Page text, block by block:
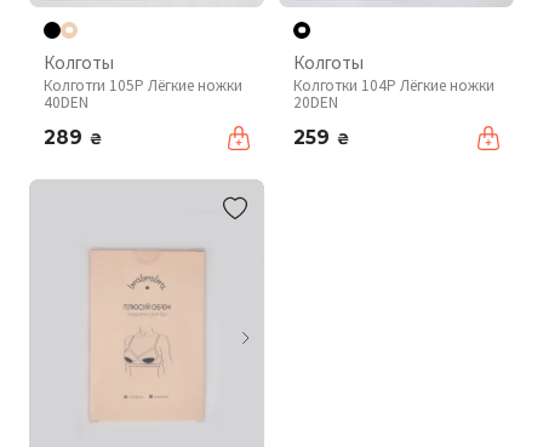
Колготы
Колготrи 105P Лёгкие ножки
40DEN
289 ₴
Колготы
Колготки 104P Лёгкие ножки
20DEN
259 ₴